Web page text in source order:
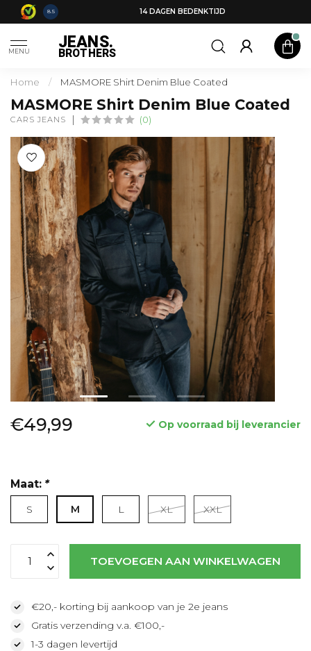
8.5 14 DAGEN BEDENKTIJD
MENU JEANS.
BROTHERS
Home / MASMORE Shirt Denim Blue Coated
MASMORE Shirt Denim Blue Coated
CARS JEANS (0)
€49,99 Op voorraad bij leverancier
Lees meer
Maat: *
S M L XL XXL
TOEVOEGEN AAN WINKELWAGEN
€20,- korting bij aankoop van je 2e jeans
Gratis verzending v.a. €100,-
1-3 dagen levertijd